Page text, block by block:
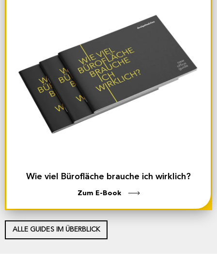
Wie viel Bürofläche brauche ich wirklich?
Zum E-Book
ALLE GUIDES IM ÜBERBLICK